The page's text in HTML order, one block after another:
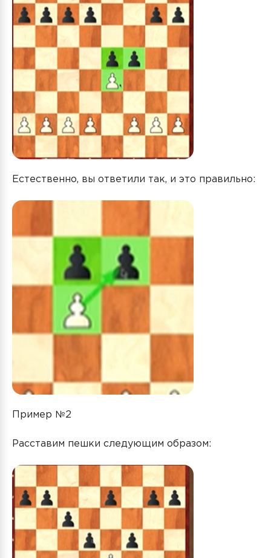
Естественно, вы ответили так, и это правильно:
Пример №2
Расставим пешки следующим образом: